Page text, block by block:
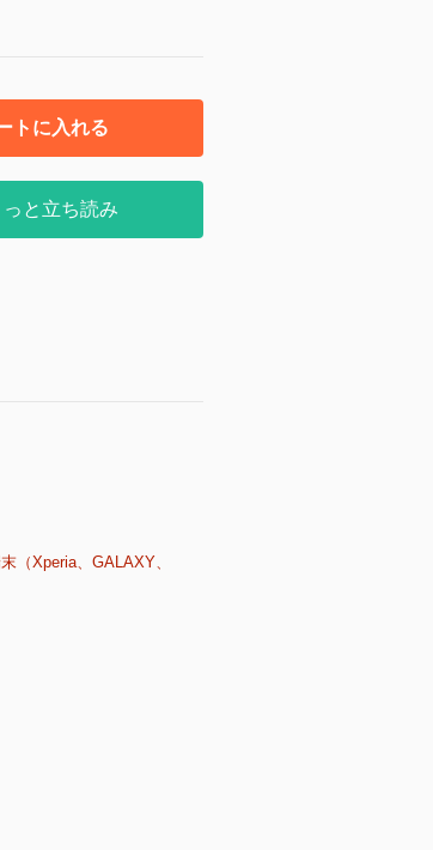
トに入れる
っと立ち読み
（Xperia、GALAXY、